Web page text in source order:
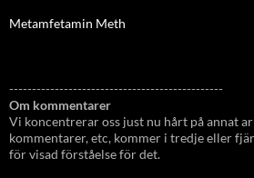
Metamfetamin Meth
-----------------------------------------------
Om kommentarer
Vi koncentrerar oss just nu hårt på annat
kommentarer, etc, kommer i tredje eller
för visad förståelse för det.